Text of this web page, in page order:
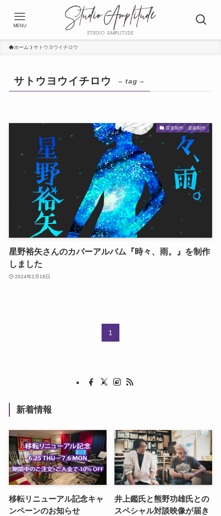
MENU
ホーム サトウヨウイチロウ
サトウヨウイチロウ – tag –
音楽制作・楽曲制作
星野裕矢さんのカバーアルバム『時々、雨。』を制作
しました
2024年2月18日
1
新着情報
移転リニューアル記念キャ
ンペーンのお知らせ
井上鑑氏と熊野功雄氏との
スペシャル対談映像が届き